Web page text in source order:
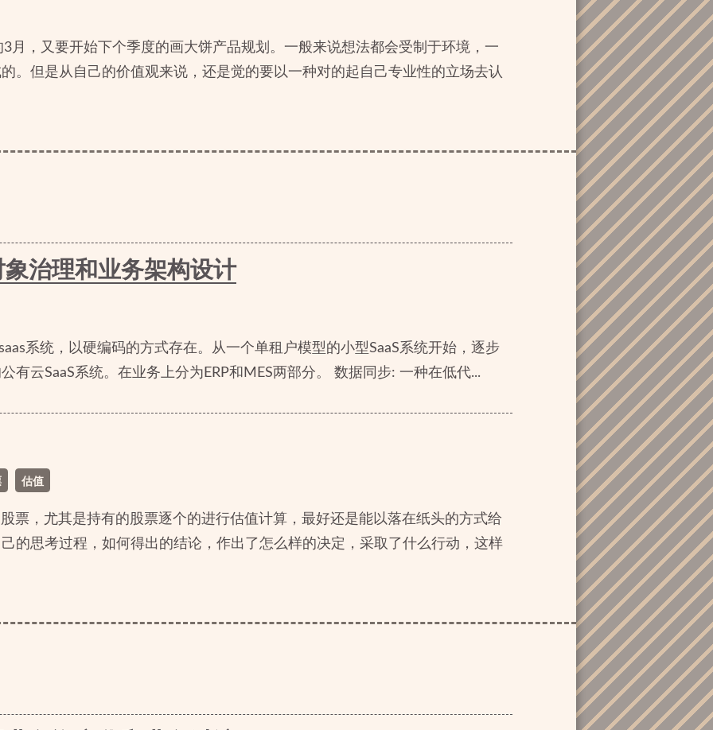
月，又要开始下个季度的画大饼产品规划。一般来说想法都会受制于环境，一
。但是从自己的价值观来说，还是觉的要以一种对的起自己专业性的立场去认
治理和业务架构设计
系统，以硬编码的方式存在。从一个单租户模型的小型SaaS系统开始，逐步
有云SaaS系统。在业务上分为ERP和MES两部分。 数据同步: 一种在低代...
估值
票，尤其是持有的股票逐个的进行估值计算，最好还是能以落在纸头的方式给
的思考过程，如何得出的结论，作出了怎么样的决定，采取了什么行动，这样